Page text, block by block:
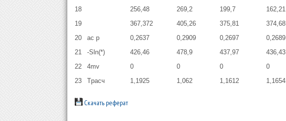
18
256,48 269,2 199,7 162,21
19
367,372 405,26 375,81 374,68
20
aс р 0,2637 0,2909 0,2697 0,2689
21
-Sln(*) 426,46 478,9 437,97 436,43
22
4mv 0 0 0 0
23
Tрасч 1,1925 1,062 1,1612 1,1654
Скачать реферат